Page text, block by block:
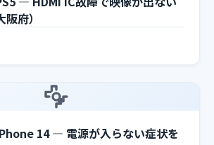
府）
14 — 電源が入らない症状を